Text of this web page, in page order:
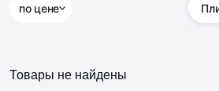
по цене
Товары не найдены